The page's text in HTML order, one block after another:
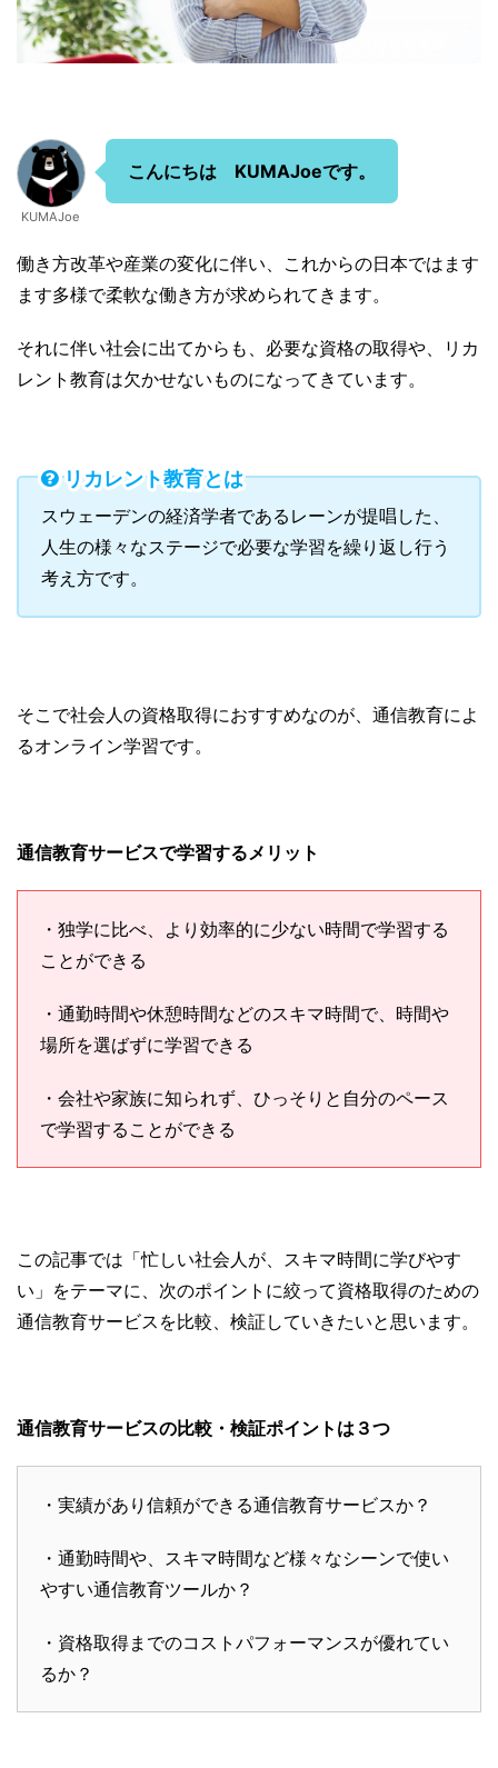
KUMAJoe
こんにちは KUMAJoeです。
働き方改革や産業の変化に伴い、これからの日本ではます
ます多様で柔軟な働き方が求められてきます。
それに伴い社会に出てからも、必要な資格の取得や、リカ
レント教育は欠かせないものになってきています。
リカレント教育とは
スウェーデンの経済学者であるレーンが提唱した、
人生の様々なステージで必要な学習を繰り返し行う
考え方です。
そこで社会人の資格取得におすすめなのが、通信教育によ
るオンライン学習です。
通信教育サービスで学習するメリット
・独学に比べ、より効率的に少ない時間で学習する
ことができる
・通勤時間や休憩時間などのスキマ時間で、時間や
場所を選ばずに学習できる
・会社や家族に知られず、ひっそりと自分のペース
で学習することができる
この記事では「忙しい社会人が、スキマ時間に学びやす
い」をテーマに、次のポイントに絞って資格取得のための
通信教育サービスを比較、検証していきたいと思います。
通信教育サービスの比較・検証ポイントは３つ
・実績があり信頼ができる通信教育サービスか？
・通勤時間や、スキマ時間など様々なシーンで使い
やすい通信教育ツールか？
・資格取得までのコストパフォーマンスが優れてい
るか？